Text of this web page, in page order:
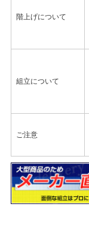
階上げについて
組立について
ご注意